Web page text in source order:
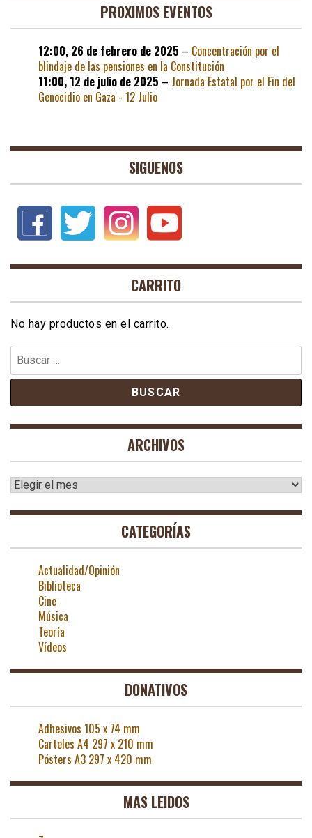
PROXIMOS EVENTOS
12:00, 26 de febrero de 2025 – Concentración por el
blindaje de las pensiones en la Constitución
11:00, 12 de julio de 2025 – Jornada Estatal por el Fin del
Genocidio en Gaza - 12 Julio
SIGUENOS
CARRITO
No hay productos en el carrito.
Buscar:
ARCHIVOS
Archivos
CATEGORÍAS
Actualidad/Opinión
Biblioteca
Cine
Música
Teoría
Vídeos
DONATIVOS
Adhesivos 105 x 74 mm
Carteles A4 297 x 210 mm
Pósters A3 297 x 420 mm
MAS LEIDOS